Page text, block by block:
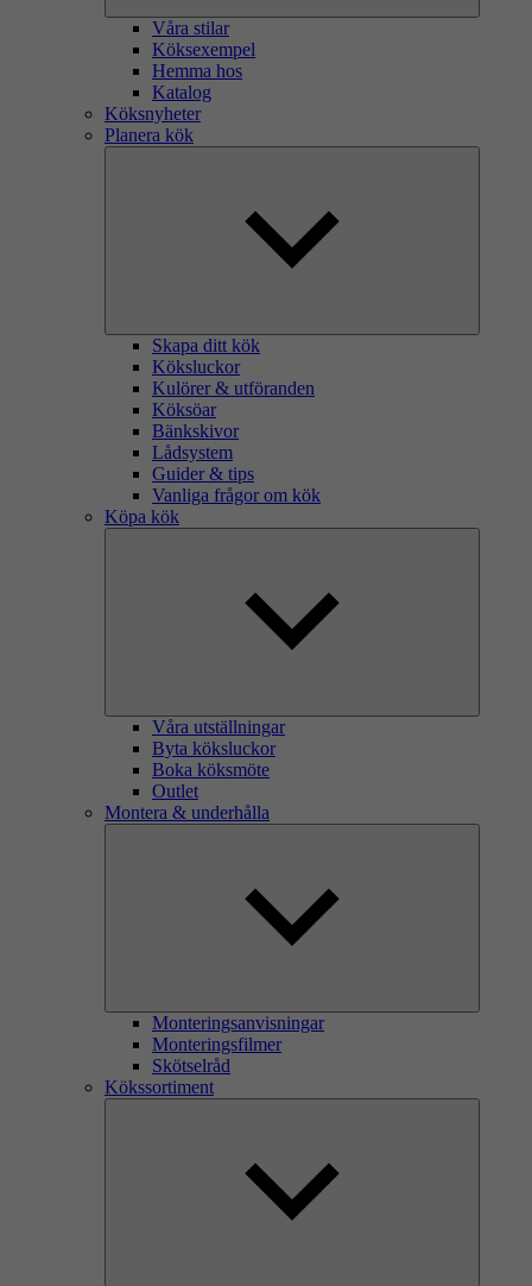
Våra stilar
Köksexempel
Hemma hos
Katalog
Köksnyheter
Planera kök
Skapa ditt kök
Köksluckor
Kulörer & utföranden
Köksöar
Bänkskivor
Lådsystem
Guider & tips
Vanliga frågor om kök
Köpa kök
Våra utställningar
Byta köksluckor
Boka köksmöte
Outlet
Montera & underhålla
Monteringsanvisningar
Monteringsfilmer
Skötselråd
Kökssortiment